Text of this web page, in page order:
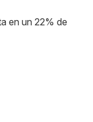
en un 22% de